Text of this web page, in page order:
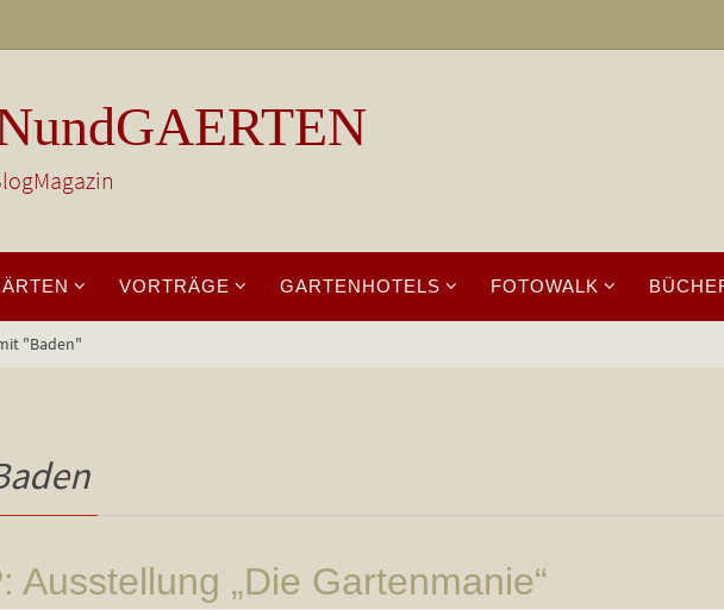
VORTRÄGE GARTENHOTELS FOTOWALK
"Baden"
Ausstellung „Die Gartenmanie“